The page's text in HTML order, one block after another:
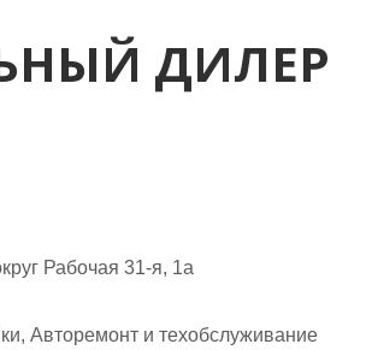
ДИЛЕР
Рабочая 31-я, 1а
Авторемонт и техобслуживание